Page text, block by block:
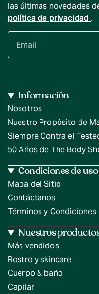
las últimas novedades
política de privacidad .
Información
Nosotros
Nuestro Propósito de
Siempre Contra el
50 Años de The Body
Condiciones de uso
Mapa del Sitio
Contáctanos
Términos y Condiciones
Nuestros
Más vendidos
Rostro y skincare
Cuerpo & baño
Capilar